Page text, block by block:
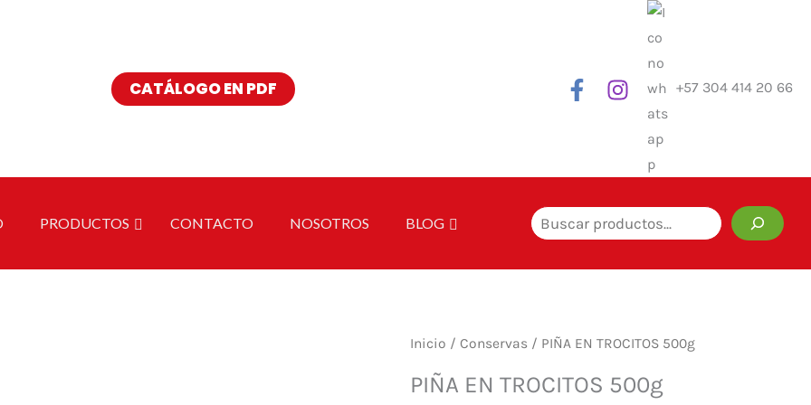
CATÁLOGO EN PDF +57 304 414 20 66
PRODUCTOS CONTACTO NOSOTROS BLOG
Inicio / Conservas / PIÑA EN TROCITOS 500g
PIÑA EN TROCITOS 500g